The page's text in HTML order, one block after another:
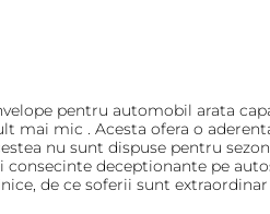
pentru automobil arata
mai mic . Acesta ofera o
nu sunt dispuse pentru
deceptionante pe
de ce soferii sunt extraordinar